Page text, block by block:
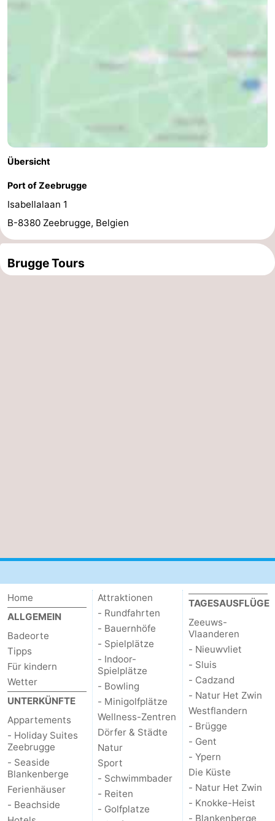
Übersicht
Port of Zeebrugge
Isabellalaan 1
B-8380 Zeebrugge, Belgien
Brugge Tours
Home
ALLGEMEIN
Badeorte
Tipps
Für kindern
Wetter
UNTERKÜNFTE
Appartements
- Holiday Suites
Zeebrugge
- Seaside
Blankenberge
Ferienhäuser
- Beachside
Attraktionen
- Rundfahrten
- Bauernhöfe
- Spielplätze
- Indoor-
Spielplätze
- Bowling
- Minigolfplätze
Wellness-Zentren
Dörfer & Städte
Natur
Sport
- Schwimmbader
- Reiten
- Golfplatze
TAGESAUSFLÜGE
Zeeuws-
Vlaanderen
- Nieuwvliet
- Sluis
- Cadzand
- Natur Het Zwin
Westflandern
- Brügge
- Gent
- Ypern
Die Küste
- Natur Het Zwin
- Knokke-Heist
- Blankenberge